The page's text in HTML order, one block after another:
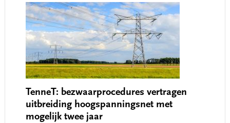
TenneT: bezwaarprocedures vertragen
uitbreiding hoogspanningsnet met
mogelijk twee jaar